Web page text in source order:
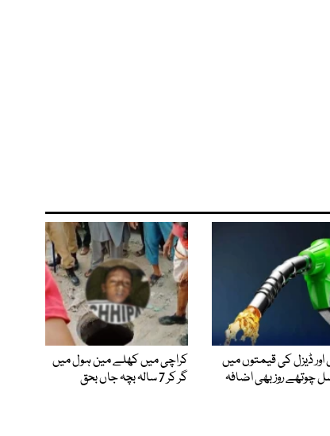
اور ڈیزل کی قیمتوں میں
چوتھے روز بھی اضافہ
کراچی میں کھلے مین ہول میں
گر کر 7 سالہ بچہ جاں بحق